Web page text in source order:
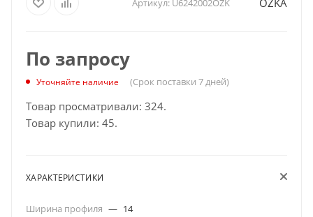
Артикул: U6242002OZK OZKA
По запросу
Уточняйте наличие (Срок поставки 7 дней)
Товар просматривали: 324.
Товар купили: 45.
ХАРАКТЕРИСТИКИ
Ширина профиля — 14